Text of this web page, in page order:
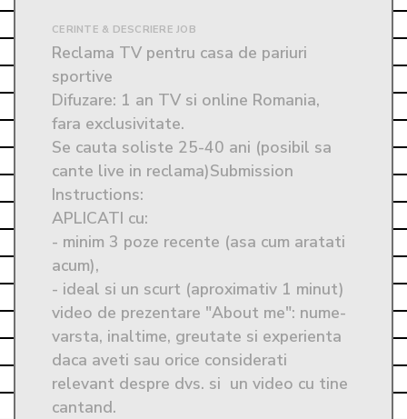
CERINTE & DESCRIERE JOB
Reclama TV pentru casa de pariuri
sportive
Difuzare: 1 an TV si online Romania,
fara exclusivitate.
Se cauta soliste 25-40 ani (posibil sa
cante live in reclama)Submission
Instructions:
APLICATI cu:
- minim 3 poze recente (asa cum aratati
acum),
- ideal si un scurt (aproximativ 1 minut)
video de prezentare "About me": nume-
varsta, inaltime, greutate si experienta
daca aveti sau orice considerati
relevant despre dvs. si  un video cu tine
cantand.